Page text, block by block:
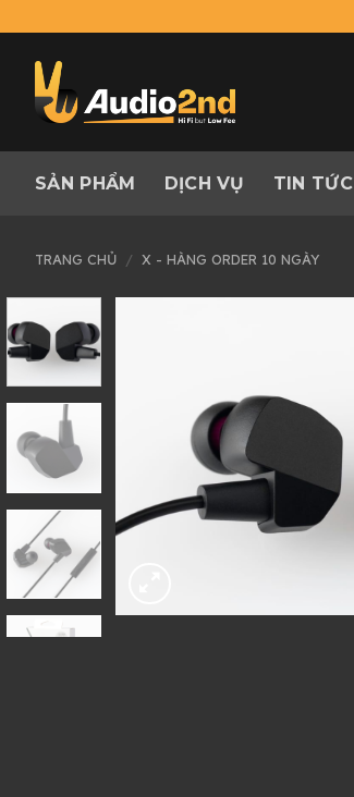
to
content
SẢN PHẨM DỊCH VỤ TIN TỨC
TRANG CHỦ / X - HÀNG ORDER 10 NGÀY